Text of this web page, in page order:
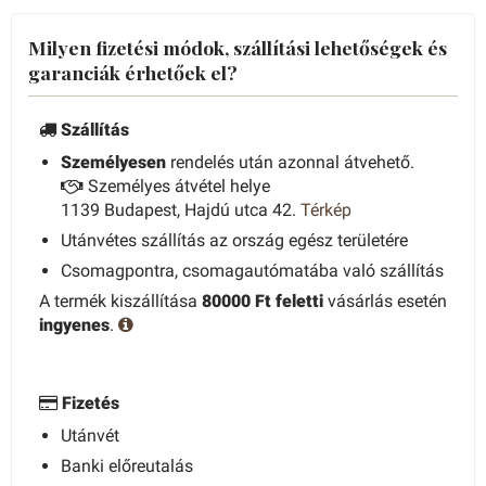
Milyen fizetési módok, szállítási lehetőségek és
garanciák érhetőek el?
Szállítás
Személyesen rendelés után azonnal átvehető.
Személyes átvétel helye
1139 Budapest, Hajdú utca 42. Térkép
Utánvétes szállítás az ország egész területére
Csomagpontra, csomagautómatába való szállítás
A termék kiszállítása 80000 Ft feletti vásárlás esetén
ingyenes.
Fizetés
Utánvét
Banki előreutalás